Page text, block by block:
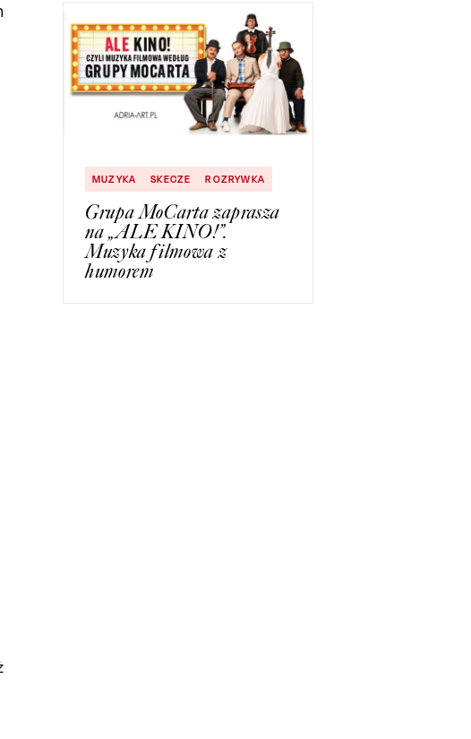
MUZYKA SKECZE ROZRYWKA
Grupa MoCarta zaprasza
na „ALE KINO!”.
Muzyka filmowa z
humorem